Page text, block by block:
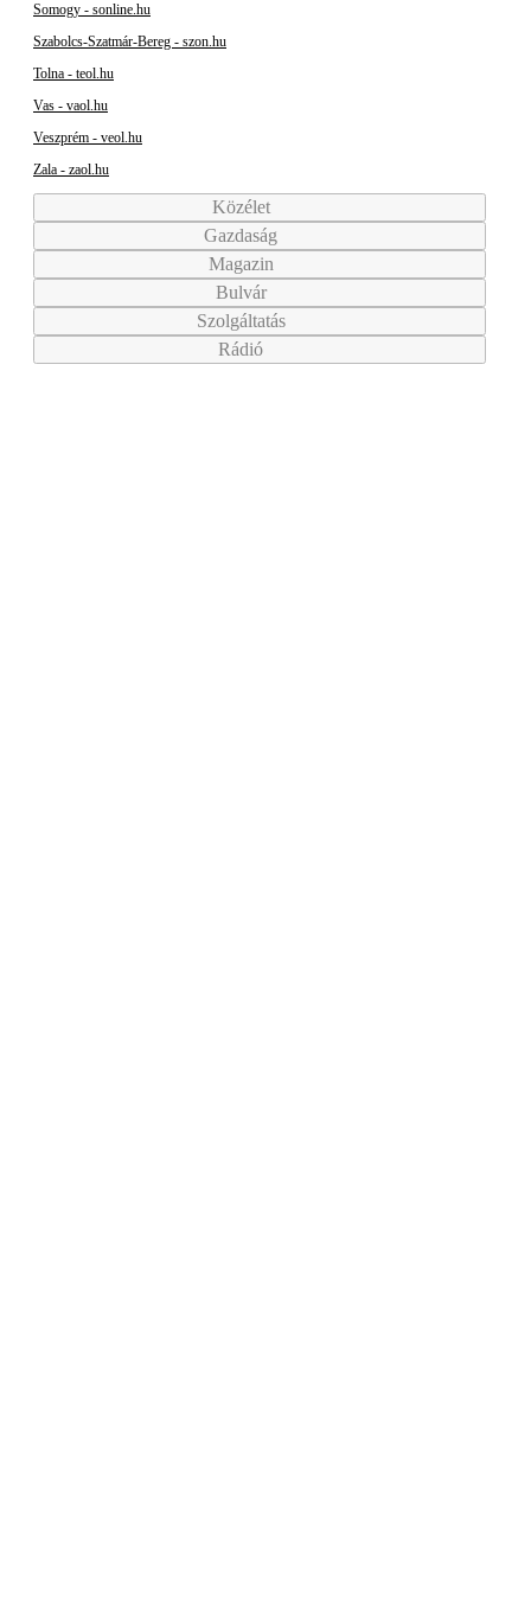
Somogy - sonline.hu
Szabolcs-Szatmár-Bereg - szon.hu
Tolna - teol.hu
Vas - vaol.hu
Veszprém - veol.hu
Zala - zaol.hu
Közélet
Gazdaság
Magazin
Bulvár
Szolgáltatás
Rádió